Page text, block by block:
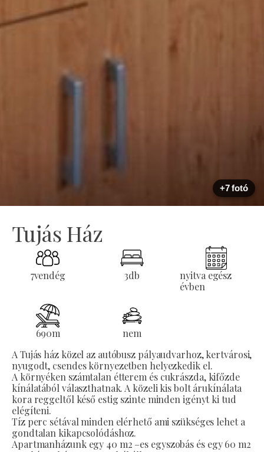
+7 fotó
Tujás Ház
7vendég 3db
nyitva egész
évben
690m
nem
A Tujás ház közel az autóbusz pályaudvarhoz, kertvárosi,
nyugodt, csendes környezetben helyezkedik el.
A környéken számtalan étterem és cukrászda, kifőzde
kínálatából választhatnak. A közeli kis bolt árukínálata
kora reggeltől késő estig szinte minden igényt ki tud
elégíteni.
Tíz perc sétával minden elérhető ami szükséges lehet a
gondtalan kikapcsolódáshoz.
Apartmanházunk egy 40 m2 –es egyszobás és egy 60 m2